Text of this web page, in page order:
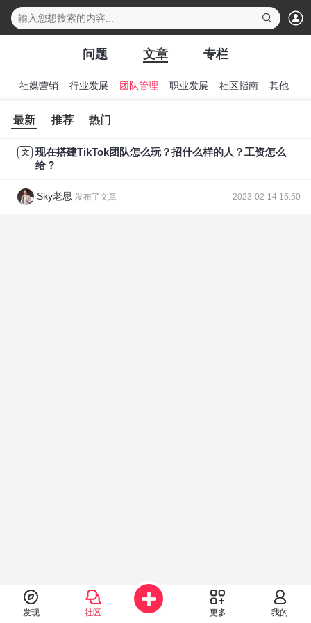
问题 文章 专栏
社媒营销 行业发展 团队管理 职业发展 社区指南 其他
最新 推荐 热门
文
现在搭建TikTok团队怎么玩？招什么样的人？工资怎么
给？
Sky老思 发布了文章 2023-02-14 15:50
发现 社区 更多 我的